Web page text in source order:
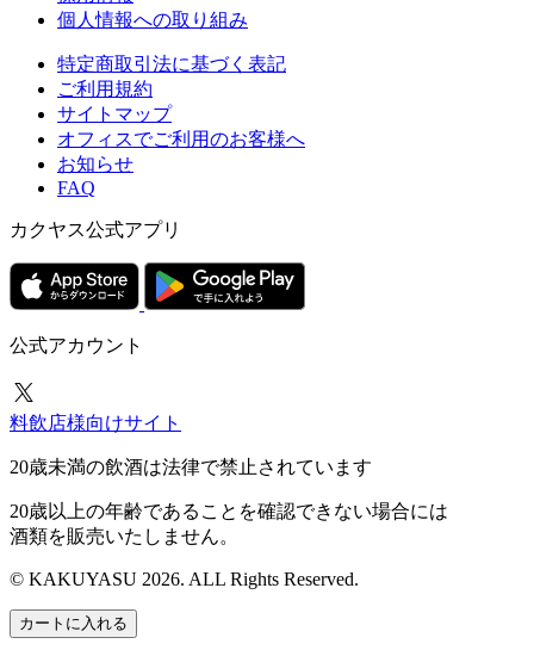
個人情報への取り組み
特定商取引法に基づく表記
ご利用規約
サイトマップ
オフィスでご利用のお客様へ
お知らせ
FAQ
カクヤス公式アプリ
公式アカウント
料飲店様向けサイト
20歳未満の飲酒は法律で禁止されています
20歳以上の年齢であることを確認できない場合には
酒類を販売いたしません。
© KAKUYASU 2026. ALL Rights Reserved.
カートに入れる